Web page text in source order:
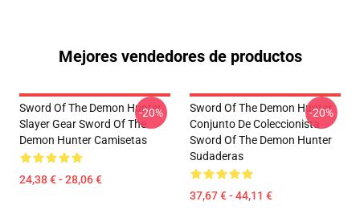
Mejores vendedores de productos
Sword Of The Demon Hunter
Slayer Gear Sword Of The
Demon Hunter Camisetas
24,38 € - 28,06 €
-20%
Sword Of The Demon Hunter
Conjunto De Coleccionista
Sword Of The Demon Hunter
Sudaderas
37,67 € - 44,11 €
-20%